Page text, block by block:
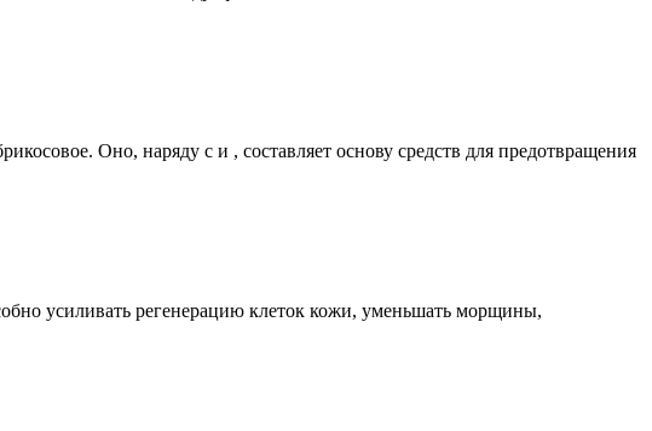
Оно, наряду с и , составляет основу средств для предотвращения
усиливать регенерацию клеток кожи, уменьшать морщины,